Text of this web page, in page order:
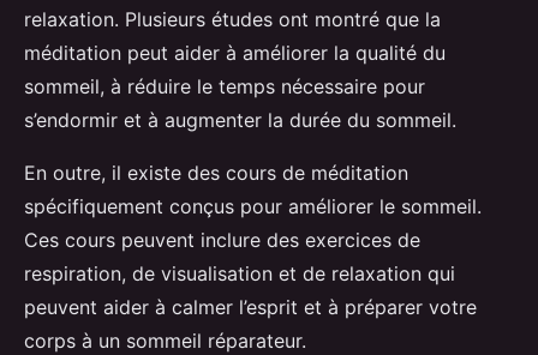
relaxation. Plusieurs études ont montré que la
méditation peut aider à améliorer la qualité du
sommeil, à réduire le temps nécessaire pour
s’endormir et à augmenter la durée du sommeil.
En outre, il existe des cours de méditation
spécifiquement conçus pour améliorer le sommeil.
Ces cours peuvent inclure des exercices de
respiration, de visualisation et de relaxation qui
peuvent aider à calmer l’esprit et à préparer votre
corps à un sommeil réparateur.